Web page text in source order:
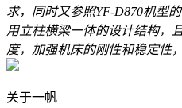
求，同时又参照YF-D870机型
用立柱横梁一体的设计结构，
度，加强机床的刚性和稳定性
关于一帆